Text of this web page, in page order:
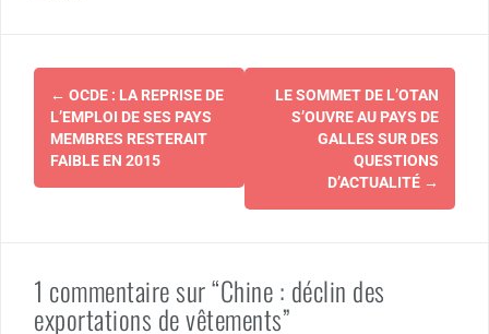
Navigation
d'article
← OCDE : LA REPRISE DE
L’EMPLOI DE SES PAYS
MEMBRES RESTERAIT
FAIBLE EN 2015
LE SOMMET DE L’OTAN
S’OUVRE AU PAYS DE
GALLES SUR DES
QUESTIONS
D’ACTUALITÉ →
1 commentaire sur “Chine : déclin des
exportations de vêtements”